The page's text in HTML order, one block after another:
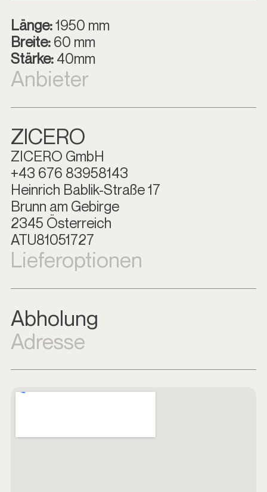
Länge:1950 mm
Breite: 60 mm
Stärke:40mm
Anbieter
ZICERO
ZICERO GmbH
+43 676 83958143
Heinrich Bablik-Straße 17
Brunn am Gebirge
2345 Österreich
ATU81051727
Lieferoptionen
Abholung
Adresse